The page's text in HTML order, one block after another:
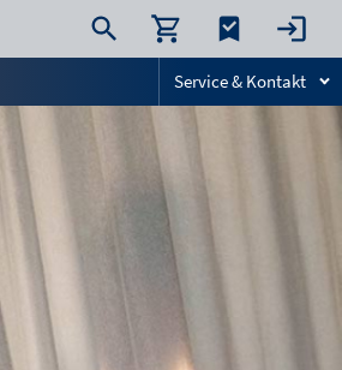
Service & Kontakt